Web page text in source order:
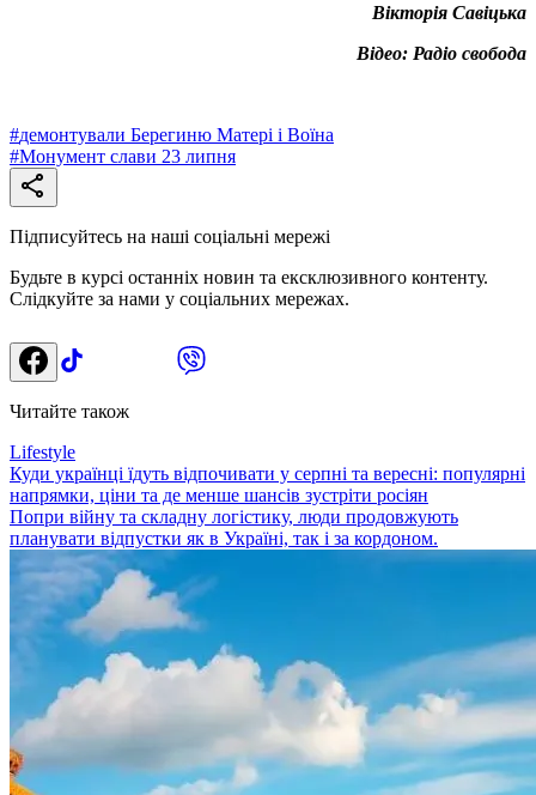
Вікторія Савіцька
Відео: Радіо свобода
#демонтували Берегиню Матері і Воїна
#Монумент слави 23 липня
Підписуйтесь на наші соціальні мережі
Будьте в курсі останніх новин та ексклюзивного контенту.
Слідкуйте за нами у соціальних мережах.
Читайте також
Lifestyle
Куди українці їдуть відпочивати у серпні та вересні: популярні
напрямки, ціни та де менше шансів зустріти росіян
Попри війну та складну логістику, люди продовжують
планувати відпустки як в Україні, так і за кордоном.